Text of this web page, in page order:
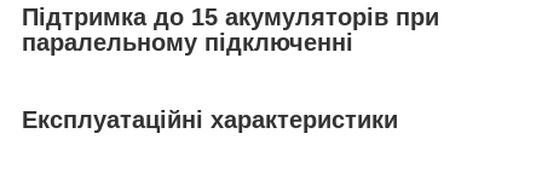
Підтримка до 15 акумуляторів при
паралельному підключенні
Експлуатаційні характеристики